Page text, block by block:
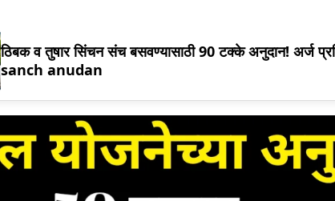
ठिबक व तुषार सिंचन संच बसवण्यासाठी 90 टक्के अनुदान! अर्ज
sanch anudan